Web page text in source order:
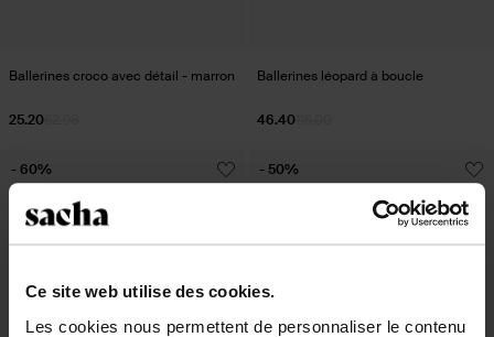
Ce site web utilise des cookies.
Les cookies nous permettent de personnaliser le contenu
Ballerines croco avec détail - marron
25.20
Ballerines léopard à boucle
46.40
- 60% - 50%